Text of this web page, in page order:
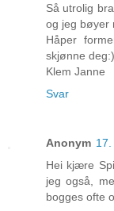
Så utrolig
og jeg bøyer
Håper
skjønne deg:)
Klem Janne
Svar
Anonym
Hei kjære
jeg også,
bogges ofte